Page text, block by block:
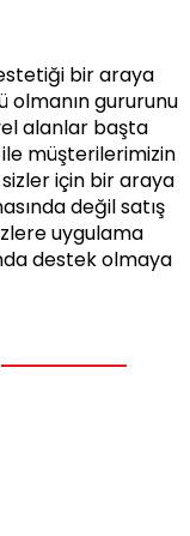
bir araya
gururunu
alanlar başta
müşterilerimizin
için bir araya
değil satış
uygulama
destek olmaya